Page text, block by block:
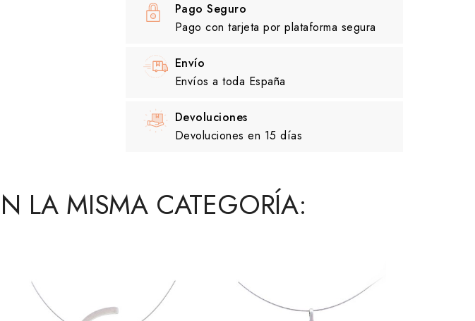
Pago Seguro
Pago con tarjeta por plataforma segura
Envío
Envíos a toda España
Devoluciones
Devoluciones en 15 días
LA MISMA CATEGORÍA: